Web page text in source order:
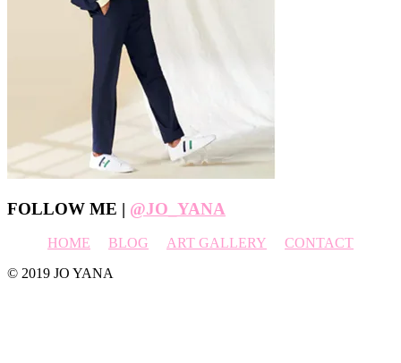
Footer
FOLLOW ME | @JO_YANA
HOME BLOG ART GALLERY
CONTACT
© 2019 JO YANA